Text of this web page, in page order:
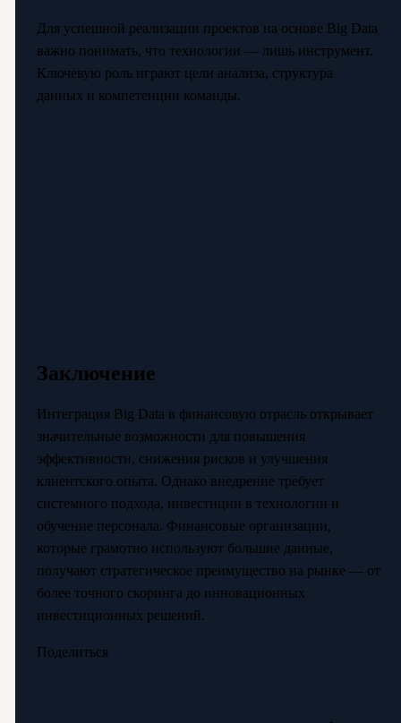
Для успешной реализации проектов на основе Big Data
важно понимать, что технологии — лишь инструмент.
Ключевую роль играют цели анализа, структура
данных и компетенции команды.
Заключение
Интеграция Big Data в финансовую отрасль открывает
значительные возможности для повышения
эффективности, снижения рисков и улучшения
клиентского опыта. Однако внедрение требует
системного подхода, инвестиции в технологии и
обучение персонала. Финансовые организации,
которые грамотно используют большие данные,
получают стратегическое преимущество на рынке — от
более точного скоринга до инновационных
инвестиционных решений.
Поделиться